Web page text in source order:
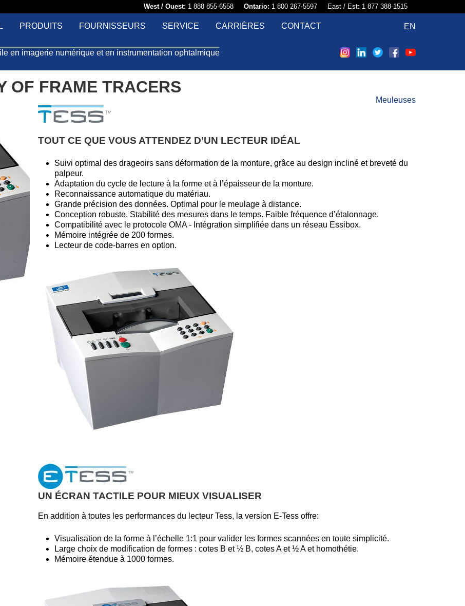
West / Ouest: 1 888 855-6558​ Ontario: 1 800 267-5597 East / Est: 1 877 388-1515
PRODUITS FOURNISSEURS SERVICE CARRIÈRES CONTACT EN
en imagerie numérique et en instrumentation ophtalmique
OF FRAME TRACERS
Meuleuses
TOUT CE QUE VOUS ATTENDEZ D’UN LECTEUR IDÉAL
Suivi optimal des drageoirs sans déformation de la monture, grâce au design incliné et breveté du
palpeur.
Adaptation du cycle de lecture à la forme et à l’épaisseur de la monture.
Reconnaissance automatique du matériau.
Grande précision des données. Optimal pour le meulage à distance.
Conception robuste. Stabilité des mesures dans le temps. Faible fréquence d’étalonnage.
Compatibilité avec le protocole OMA - Intégration simplifiée dans un réseau Essibox.
Mémoire intégrée de 200 formes.
Lecteur de code-barres en option.
UN ÉCRAN TACTILE POUR MIEUX VISUALISER
En addition à toutes les performances du lecteur Tess, la version E-Tess offre:
​Visualisation de la forme à l’échelle 1:1 pour valider les formes scannées en toute simplicité.
Large choix de modification de formes : cotes B et ½ B, cotes A et ½ A et homothétie.
Mémoire étendue à 1000 formes.